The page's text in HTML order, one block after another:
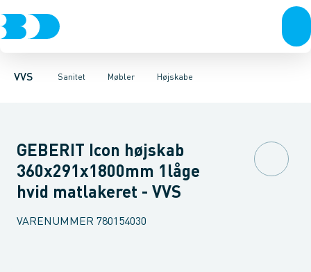
VVS Sanitet
Rør & fittingsPressfittings & rørKuglehaner & ventiler
Møbler
Toiletter, sæder og cisterner VaskeArmaturer
Højskabe
Møbelsæt & pakkerUnderskabeHøjskabe
GEBERIT Icon højskab
360x291x1800mm 1låge
hvid matlakeret - VVS
VARENUMMER 780154030